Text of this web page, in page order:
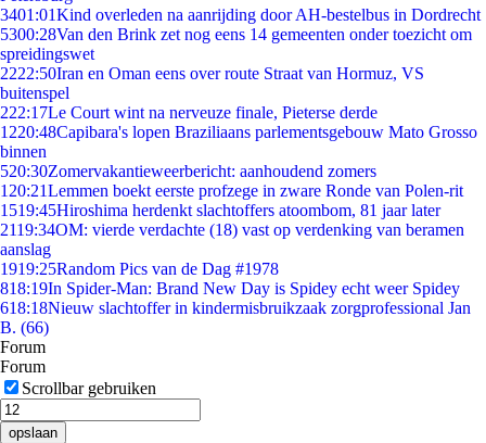
3401:01Kind overleden na aanrijding door AH-bestelbus in Dordrecht
5300:28Van den Brink zet nog eens 14 gemeenten onder toezicht om
spreidingswet
2222:50Iran en Oman eens over route Straat van Hormuz, VS
buitenspel
222:17Le Court wint na nerveuze finale, Pieterse derde
1220:48Capibara's lopen Braziliaans parlementsgebouw Mato Grosso
binnen
520:30Zomervakantieweerbericht: aanhoudend zomers
1 20:21Lemmen boekt eerste profzege in zware Ronde van Polen-rit
1519:45Hiroshima herdenkt slachtoffers atoombom, 81 jaar later
2119:34OM: vierde verdachte (18) vast op verdenking van beramen
aanslag
1919:25Random Pics van de Dag #1978
818:19In Spider-Man: Brand New Day is Spidey echt weer Spidey
618:18Nieuw slachtoffer in kindermisbruikzaak zorgprofessional Jan
B. (66)
Forum
Forum
Scrollbar gebruiken
opslaan